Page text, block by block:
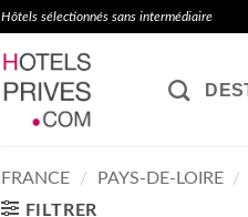
Hôtels sélectionnés sans intermédiaire
FRANCE / PAYS-DE-LOIRE /
FILTRER